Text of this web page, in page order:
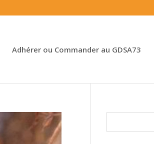
Adhérer ou Commander au GDSA73